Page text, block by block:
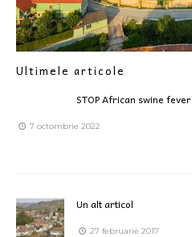
Ultimele articole
STOP African swine fever
7 octombrie 2022
Un alt articol
27 februarie 2017